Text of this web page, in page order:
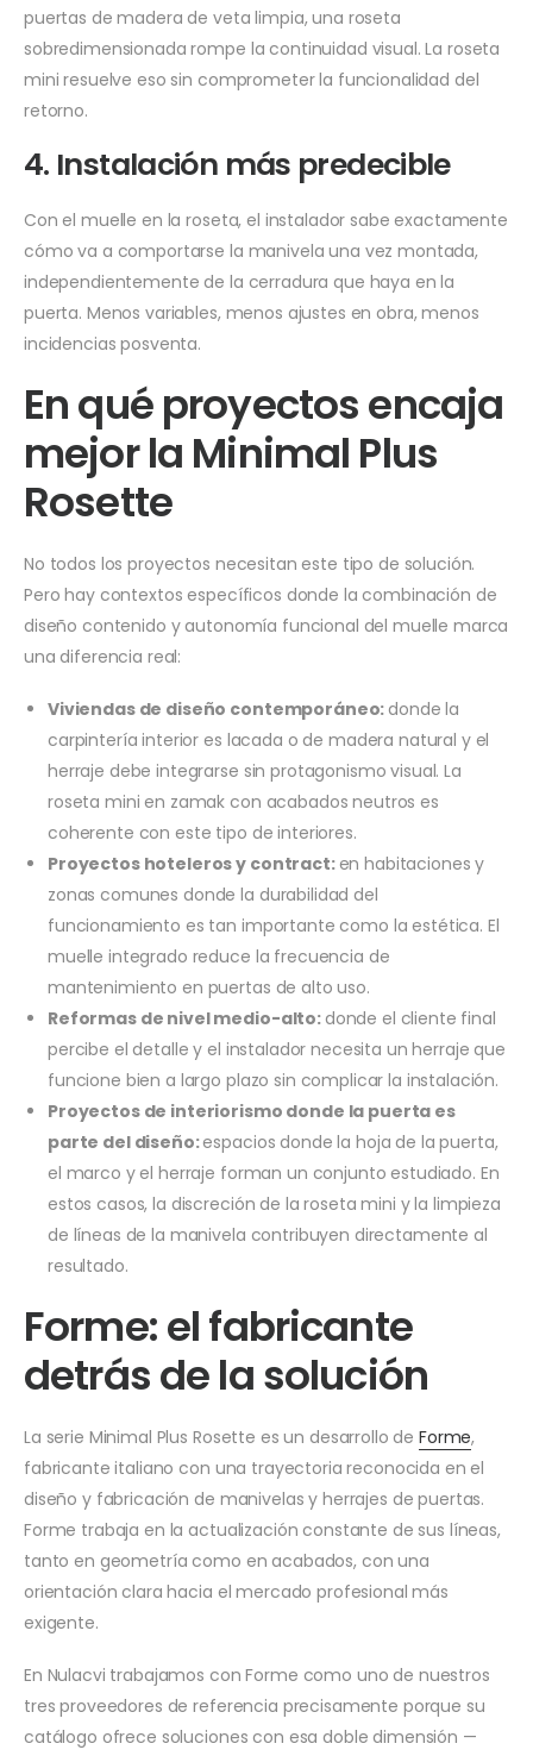
puertas de madera de veta limpia, una roseta
sobredimensionada rompe la continuidad visual. La roseta
mini resuelve eso sin comprometer la funcionalidad del
retorno.
4. Instalación más predecible
Con el muelle en la roseta, el instalador sabe exactamente
cómo va a comportarse la manivela una vez montada,
independientemente de la cerradura que haya en la
puerta. Menos variables, menos ajustes en obra, menos
incidencias posventa.
En qué proyectos encaja
mejor la Minimal Plus
Rosette
No todos los proyectos necesitan este tipo de solución.
Pero hay contextos específicos donde la combinación de
diseño contenido y autonomía funcional del muelle marca
una diferencia real:
Viviendas de diseño contemporáneo: donde la
carpintería interior es lacada o de madera natural y el
herraje debe integrarse sin protagonismo visual. La
roseta mini en zamak con acabados neutros es
coherente con este tipo de interiores.
Proyectos hoteleros y contract: en habitaciones y
zonas comunes donde la durabilidad del
funcionamiento es tan importante como la estética. El
muelle integrado reduce la frecuencia de
mantenimiento en puertas de alto uso.
Reformas de nivel medio-alto: donde el cliente final
percibe el detalle y el instalador necesita un herraje que
funcione bien a largo plazo sin complicar la instalación.
Proyectos de interiorismo donde la puerta es
parte del diseño:espacios donde la hoja de la puerta,
el marco y el herraje forman un conjunto estudiado. En
estos casos, la discreción de la roseta mini y la limpieza
de líneas de la manivela contribuyen directamente al
resultado.
Forme: el fabricante
detrás de la solución
La serie Minimal Plus Rosette es un desarrollo de Forme,
fabricante italiano con una trayectoria reconocida en el
diseño y fabricación de manivelas y herrajes de puertas.
Forme trabaja en la actualización constante de sus líneas,
tanto en geometría como en acabados, con una
orientación clara hacia el mercado profesional más
exigente.
En Nulacvi trabajamos con Forme como uno de nuestros
tres proveedores de referencia precisamente porque su
catálogo ofrece soluciones con esa doble dimensión —